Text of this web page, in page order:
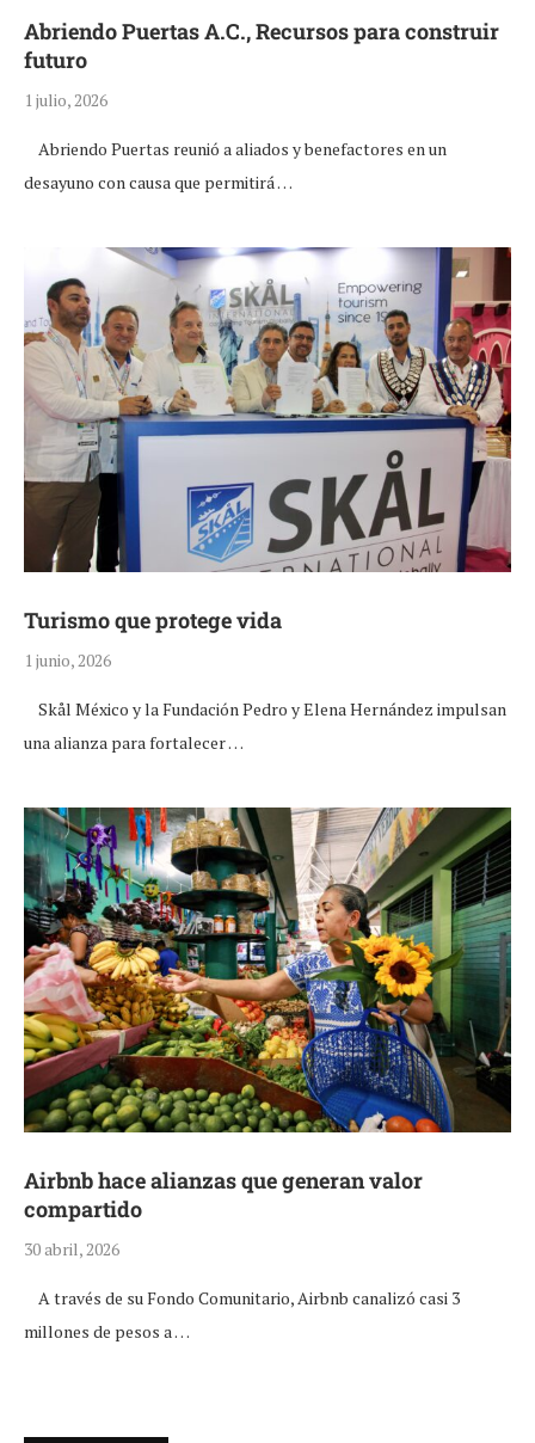
Abriendo Puertas A.C., Recursos para construir
futuro
1 julio, 2026
Abriendo Puertas reunió a aliados y benefactores en un
desayuno con causa que permitirá …
Turismo que protege vida
1 junio, 2026
Skål México y la Fundación Pedro y Elena Hernández impulsan
una alianza para fortalecer …
Airbnb hace alianzas que generan valor
compartido
30 abril, 2026
A través de su Fondo Comunitario, Airbnb canalizó casi 3
millones de pesos a …